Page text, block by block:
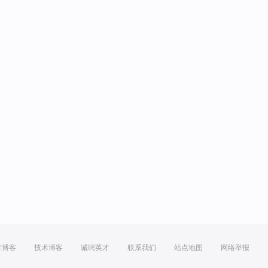
博客 技术博客 诚聘英才 联系我们 站点地图 网络举报